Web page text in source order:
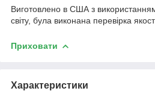
Виготовлено в США з використанням
світу, була виконана перевірка
Приховати
Характеристики